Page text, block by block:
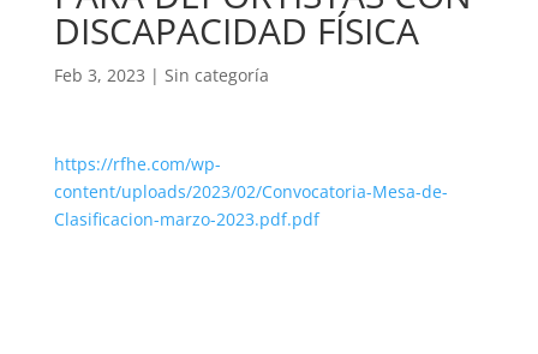
DISCAPACIDAD FÍSICA
Feb 3, 2023 | Sin categoría
https://rfhe.com/wp-
content/uploads/2023/02/Convocatoria-Mesa-de-
Clasificacion-marzo-2023.pdf.pdf